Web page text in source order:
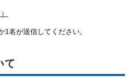
名が送信してください。
て